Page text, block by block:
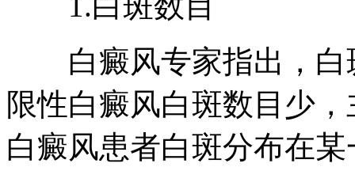
白癜风专家指出，白
限性白癜风白斑数目少
白癜风患者白斑分布在